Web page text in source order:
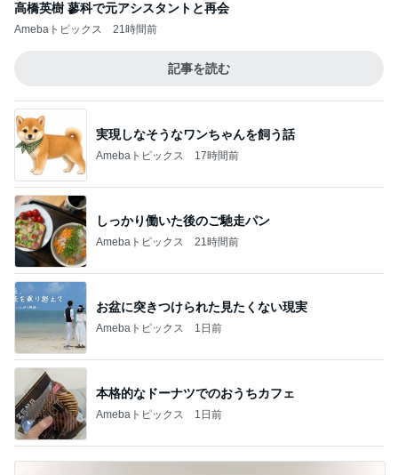
高橋英樹 蓼科で元アシスタントと再会
Amebaトピックス 21時間前
記事を読む
実現しなそうなワンちゃんを飼う話
Amebaトピックス 17時間前
しっかり働いた後のご馳走パン
Amebaトピックス 21時間前
お盆に突きつけられた見たくない現実
Amebaトピックス 1日前
本格的なドーナツでのおうちカフェ
Amebaトピックス 1日前